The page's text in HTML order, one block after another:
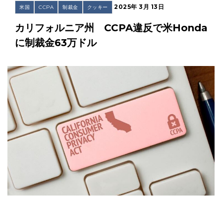
米国 CCPA 制裁金 クッキー 2025年 3月 13日
カリフォルニア州 CCPA違反で米Honda
に制裁金63万ドル